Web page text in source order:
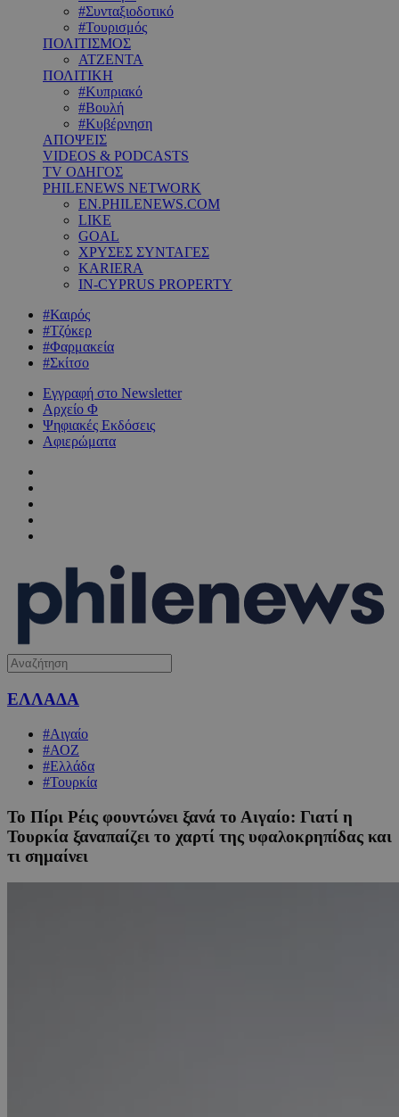
#Συνταξιοδοτικό
#Τουρισμός
ΠΟΛΙΤΙΣΜΟΣ
ΑΤΖΕΝΤΑ
ΠΟΛΙΤΙΚΗ
#Κυπριακό
#Βουλή
#Κυβέρνηση
ΑΠΟΨΕΙΣ
VIDEOS & PODCASTS
TV ΟΔΗΓΟΣ
PHILENEWS NETWORK
EN.PHILENEWS.COM
LIKE
GOAL
ΧΡΥΣΕΣ ΣΥΝΤΑΓΕΣ
KARIERA
IN-CYPRUS PROPERTY
#Καιρός
#Τζόκερ
#Φαρμακεία
#Σκίτσο
Εγγραφή στο Newsletter
Αρχείο Φ
Ψηφιακές Εκδόσεις
Αφιερώματα
ΕΛΛΑΔΑ
#Αιγαίο
#ΑΟΖ
#Ελλάδα
#Τουρκία
Το Πίρι Ρέις φουντώνει ξανά το Αιγαίο: Γιατί η
Τουρκία ξαναπαίζει το χαρτί της υφαλοκρηπίδας και
τι σημαίνει